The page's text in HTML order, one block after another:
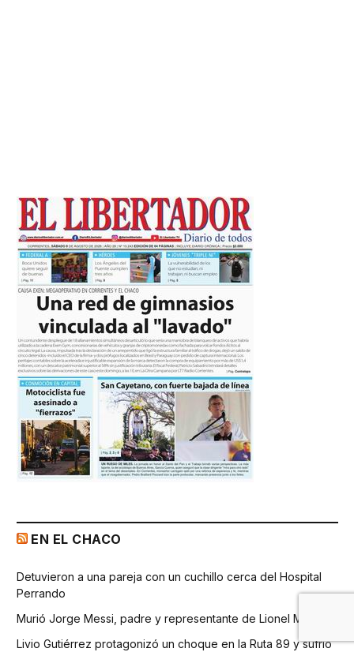
EN EL CHACO
Detuvieron a una pareja con un cuchillo cerca del Hospital
Perrando
Murió Jorge Messi, padre y representante de Lionel Messi
Livio Gutiérrez protagonizó un choque en la Ruta 89 y sufrió